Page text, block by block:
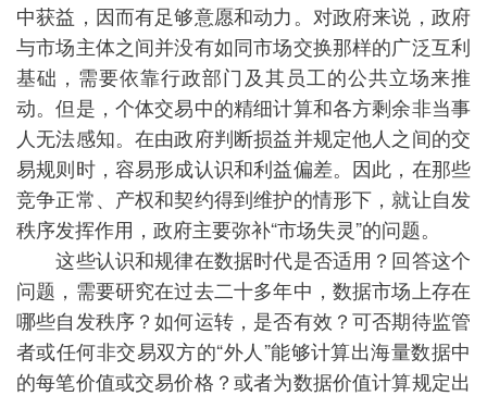
中获益，因而有足够意愿和动力。对政府来说，政府
与市场主体之间并没有如同市场交换那样的广泛互利
基础，需要依靠行政部门及其员工的公共立场来推
动。但是，个体交易中的精细计算和各方剩余非当事
人无法感知。在由政府判断损益并规定他人之间的交
易规则时，容易形成认识和利益偏差。因此，在那些
竞争正常、产权和契约得到维护的情形下，就让自发
秩序发挥作用，政府主要弥补“市场失灵”的问题。
这些认识和规律在数据时代是否适用？回答这个
问题，需要研究在过去二十多年中，数据市场上存在
哪些自发秩序？如何运转，是否有效？可否期待监管
者或任何非交易双方的“外人”能够计算出海量数据中
的每笔价值或交易价格？或者为数据价值计算规定出